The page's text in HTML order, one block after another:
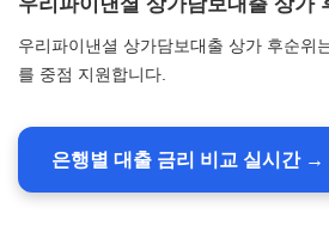
우리파이낸셜 상가담보대출 상가 후순위
를 중점 지원합니다.
은행별 대출 금리 비교 실시간 →